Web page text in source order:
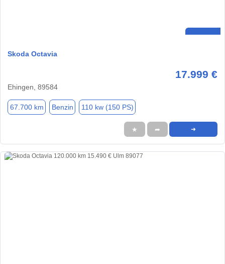
Skoda Octavia
17.999 €
Ehingen, 89584
67.700 km Benzin 110 kw (150 PS)
★ ➦ ➜